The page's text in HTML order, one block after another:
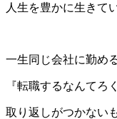
人生を豊かに生きて
一生同じ会社に勤め
『転職するなんてろ
取り返しがつかない